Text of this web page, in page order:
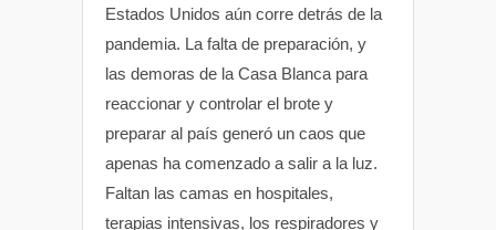
Estados Unidos aún corre detrás de la
pandemia. La falta de preparación, y
las demoras de la Casa Blanca para
reaccionar y controlar el brote y
preparar al país generó un caos que
apenas ha comenzado a salir a la luz.
Faltan las camas en hospitales,
terapias intensivas, los respiradores y